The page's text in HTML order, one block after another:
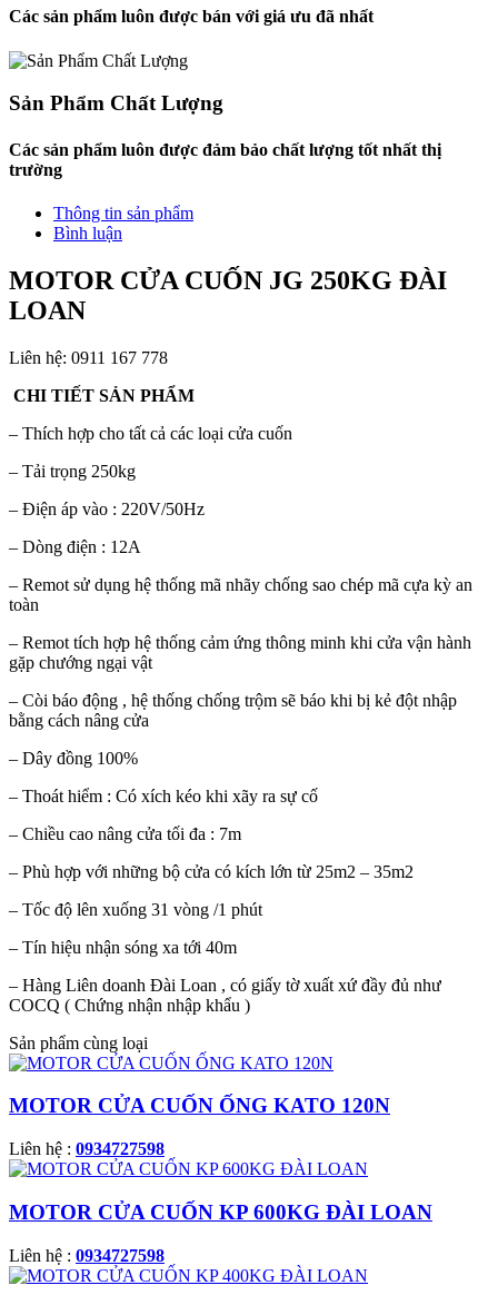
Các sản phẩm luôn được bán với giá ưu đã nhất
Sản Phẩm Chất Lượng
Các sản phẩm luôn được đảm bảo chất lượng tốt nhất thị
trường
Thông tin sản phẩm
Bình luận
MOTOR CỬA CUỐN JG 250KG ĐÀI
LOAN
Liên hệ: 0911 167 778
CHI TIẾT SẢN PHẨM
– Thích hợp cho tất cả các loại cửa cuốn
– Tải trọng 250kg
– Điện áp vào : 220V/50Hz
– Dòng điện : 12A
– Remot sử dụng hệ thống mã nhãy chống sao chép mã cựa kỳ an
toàn
– Remot tích hợp hệ thống cảm ứng thông minh khi cửa vận hành
gặp chướng ngại vật
– Còi báo động , hệ thống chống trộm sẽ báo khi bị kẻ đột nhập
bằng cách nâng cửa
– Dây đồng 100%
– Thoát hiểm : Có xích kéo khi xãy ra sự cố
– Chiều cao nâng cửa tối đa : 7m
– Phù hợp với những bộ cửa có kích lớn từ 25m2 – 35m2
– Tốc độ lên xuống 31 vòng /1 phút
– Tín hiệu nhận sóng xa tới 40m
– Hàng Liên doanh Đài Loan , có giấy tờ xuất xứ đầy đủ như
COCQ ( Chứng nhận nhập khẩu )
Sản phẩm cùng loại
MOTOR CỬA CUỐN ỐNG KATO 120N
Liên hệ : 0934727598
MOTOR CỬA CUỐN KP 600KG ĐÀI LOAN
Liên hệ : 0934727598